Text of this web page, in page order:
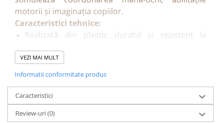
motorii și imaginația copiilor.
Caracteristici tehnice:
Realizată din plastic durabil și rezistent la
Replica basculantei Volvo la scara 1:24
Anvelope largi pentru stabilitate și mobilitate pe
Dimensiuni și greutate:
Dimensiuni produs: 22 x 11 x 12 cm
Greutate: 260 g
VEZI MAI MULT
Informatii conformitate produs
Caracteristici
Review-uri(0)